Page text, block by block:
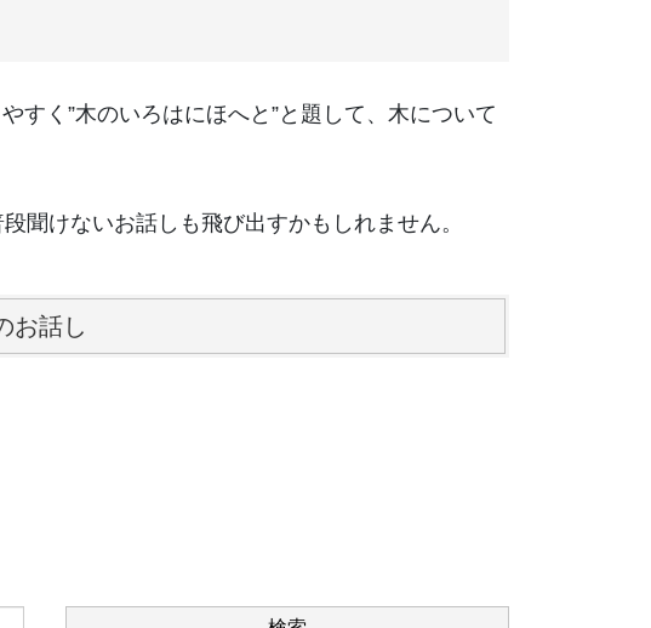
すく”木のいろはにほへと”と題して、木について
聞けないお話しも飛び出すかもしれません。
お話し